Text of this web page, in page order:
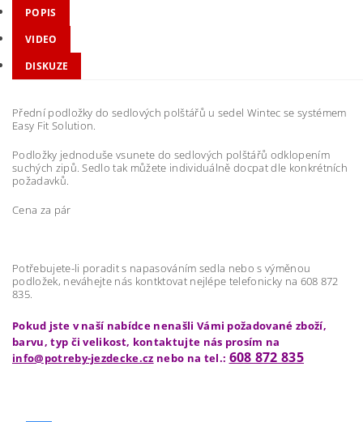
POPIS
VIDEO
DISKUZE
Přední podložky do sedlových polštářů u sedel Wintec se systémem
Easy Fit Solution.
Podložky jednoduše vsunete do sedlových polštářů odklopením
suchých zipů. Sedlo tak můžete individuálně docpat dle konkrétních
požadavků.
Cena za pár
Potřebujete-li poradit s napasováním sedla nebo s výměnou
podložek, neváhejte nás kontktovat nejlépe telefonicky na 608 872
835.
Pokud jste v naší nabídce nenašli Vámi požadované zboží,
barvu, typ či velikost, kontaktujte nás prosím na
info@potreby-jezdecke.cz nebo na tel.: 608 872 835